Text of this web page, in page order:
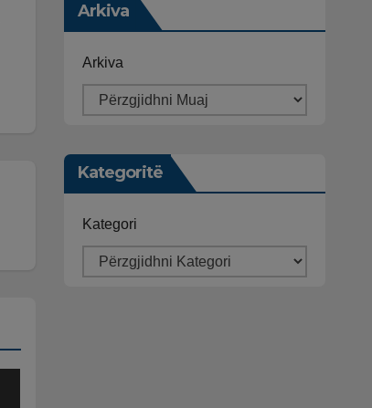
Arkiva
Arkiva
Kategoritë
Kategori